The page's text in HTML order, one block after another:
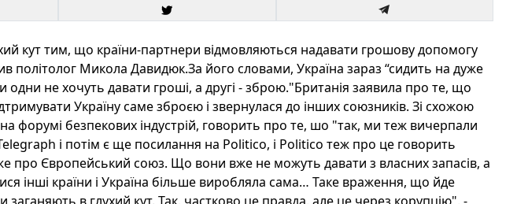
кут тим, що країни-партнери відмовляються надавати грошову допомогу
політолог Микола Давидюк.За його словами, Україна зараз “сидить на дуже
одни не хочуть давати гроші, а другі - зброю."Британія заявила про те, що
Україну саме зброєю і звернулася до інших союзників. Зі схожою
форумі безпекових індустрій, говорить про те, шо "так, ми теж вичерпали
і потім є ще посилання на Politico, і Politico теж про це говорить
про Європейський союз. Що вони вже не можуть давати з власних запасів, а
інші країни і Україна більше виробляла сама… Таке враження, що йде